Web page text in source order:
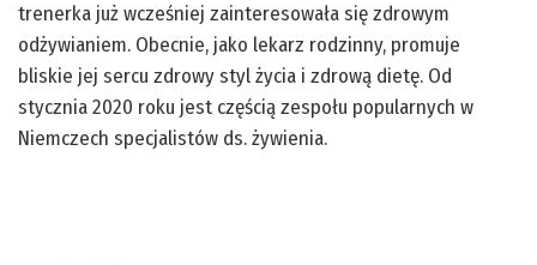
trenerka już wcześniej zainteresowała się zdrowym
odżywianiem. Obecnie, jako lekarz rodzinny, promuje
bliskie jej sercu zdrowy styl życia i zdrową dietę. Od
stycznia 2020 roku jest częścią zespołu popularnych w
Niemczech specjalistów ds. żywienia.